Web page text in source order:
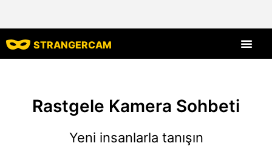
STRANGERCAM
Rastgele Kamera Sohbeti
Yeni insanlarla tanışın